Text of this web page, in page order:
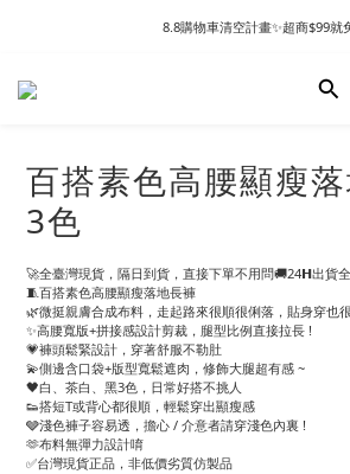
8.8購物車清空計畫✨超商$99就
百搭素色高腰顯瘦
3色
🚀全臺灣現貨，隔日到貨，直接下單不用問🚚24𝗛出貨
🧵百搭素色高腰顯瘦落地長褲
🌿微挺親膚合成布料，走起路來很順很俐落，貼身穿也
✨高腰寬版+拼接感設計剪裁，腿型比例直接拉長 !
💗褲頭鬆緊設計，穿著舒服不勒肚
💫側邊含口袋+版型寬鬆遮肉，修飾大腿超有感 ~
🖤白、茶白、黑3色，日常好搭不挑人
👟搭短T或背心都很順，輕鬆穿出顯瘦感
🩶淺色褲子容易透，擔心 / 介意者請穿淺色內裏 !
🫶布料無彈力設計唷
✅台灣現貨正品，非低價劣質仿製品